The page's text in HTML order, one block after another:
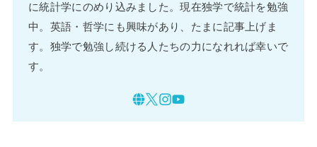
に統計学にのめり込みました。現在独学で統計を勉強
中。英語・哲学にも興味があり、たまに記事上げま
す。独学で勉強し続ける人たちの力になれれば幸いで
す。